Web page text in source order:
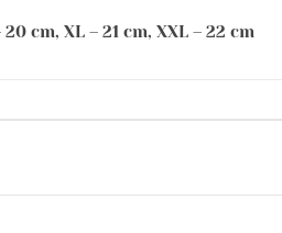
20 cm, XL – 21 cm, XXL – 22 cm